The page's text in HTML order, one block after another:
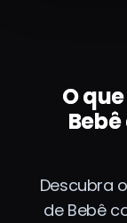
O
Descubra
de Bebê